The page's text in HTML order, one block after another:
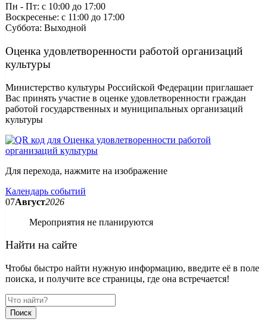
Пн - Пт: c 10:00 до 17:00
Воскресенье: c 11:00 до 17:00
Суббота: Выходной
Оценка удовлетворенности работой организаций
культуры
Министерство культуры Российской Федерации приглашает
Вас принять участие в оценке удовлетворенности граждан
работой государственных и муниципальных организаций
культуры
Для перехода, нажмите на изображение
Календарь событий
07Август2026
Мероприятия не планируются
Найти на сайте
Чтобы быстро найти нужную информацию, введите её в поле
поиска, и получите все страницы, где она встречается!
Поиск